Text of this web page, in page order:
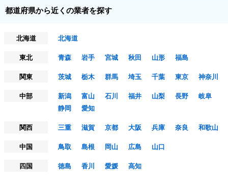
都道府県から近くの業者を探す
北海道
北海道
東北
青森 岩手 宮城 秋田 山形
福島
関東
茨城 栃木 群馬 埼玉 千葉 東京
神奈川
中部
新潟 富山 石川 福井 山梨 長野
岐阜
静岡
愛知
関西
三重 滋賀 京都 大阪 兵庫 奈良
和歌山
中国
鳥取 島根 岡山 広島
山口
四国
徳島 香川 愛媛
高知